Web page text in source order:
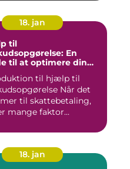
18. jan
til
En
til at optimere din
til hjælp til
Når det
til skattebetaling,
mange faktor...
18. jan